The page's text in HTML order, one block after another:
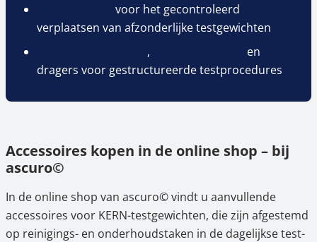
voor het gecontroleerd
verplaatsen van afzonderlijke testgewichten
,
en
dragers voor gestructureerde testprocedures
Accessoires kopen in de online shop – bij
ascuro©
In de online shop van ascuro© vindt u aanvullende
accessoires voor KERN-testgewichten, die zijn afgestemd
op reinigings- en onderhoudstaken in de dagelijkse test-